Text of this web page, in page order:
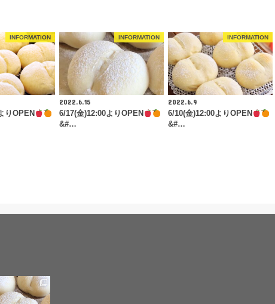
INFORMATION
りOPEN
INFORMATION
2022.6.15
6/17(金)12:00よりOPEN
&#…
INFORMATION
2022.6.9
6/10(金)12:00よりOPEN
&#…